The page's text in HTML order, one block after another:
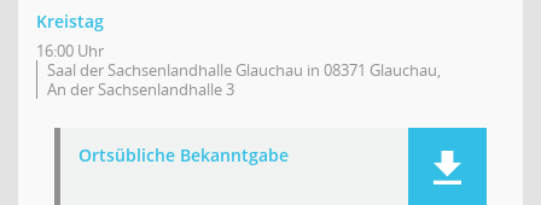
Kreistag
16:00 Uhr
Saal der Sachsenlandhalle Glauchau in 08371 Glauchau,
An der Sachsenlandhalle 3
Ortsübliche Bekanntgabe